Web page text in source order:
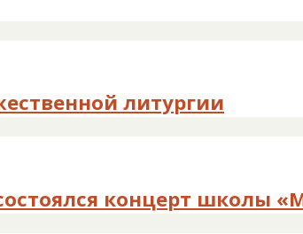
литургии
концерт школы